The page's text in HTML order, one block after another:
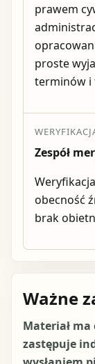
prawem
proste
terminów i
Zespół
obecność
brak
Ważne
Materiał
zastępuje